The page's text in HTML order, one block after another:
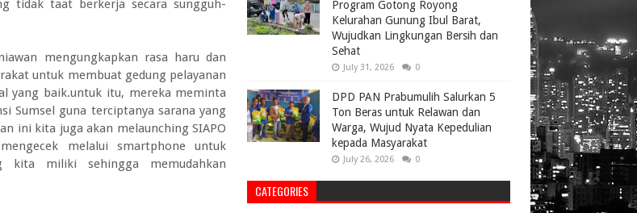
tidak taat berkerja secara sungguh-
mengungkapkan rasa haru dan
untuk membuat gedung pelayanan
yang baik.untuk itu, mereka meminta
Sumsel guna terciptanya sarana yang
ini kita juga akan melaunching SIAPO
melalui smartphone untuk
kita miliki sehingga memudahkan
Program Gotong Royong
Kelurahan Gunung Ibul Barat,
Wujudkan Lingkungan Bersih dan
Sehat
July 31, 2026 0
DPD PAN Prabumulih Salurkan 5
Ton Beras untuk Relawan dan
Warga, Wujud Nyata Kepedulian
kepada Masyarakat
July 26, 2026 0
CATEGORIES